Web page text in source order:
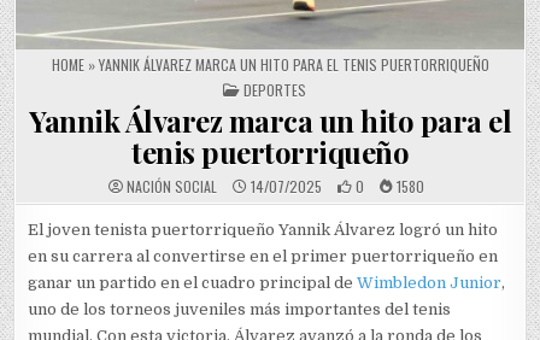
HOME»YANNIK ÁLVAREZ MARCA UN HITO PARA EL TENIS PUERTORRIQUEÑO
POSTED IN
DEPORTES
Yannik Álvarez marca un hito para el
tenis puertorriqueño
NACIÓN SOCIAL 14/07/2025 0 1580
El joven tenista puertorriqueño Yannik Álvarez logró un hito
en su carrera al convertirse en el primer puertorriqueño en
ganar un partido en el cuadro principal deWimbledon Junior,
uno de los torneos juveniles más importantes del tenis
mundial. Con esta victoria, Álvarez avanzó a la ronda de los